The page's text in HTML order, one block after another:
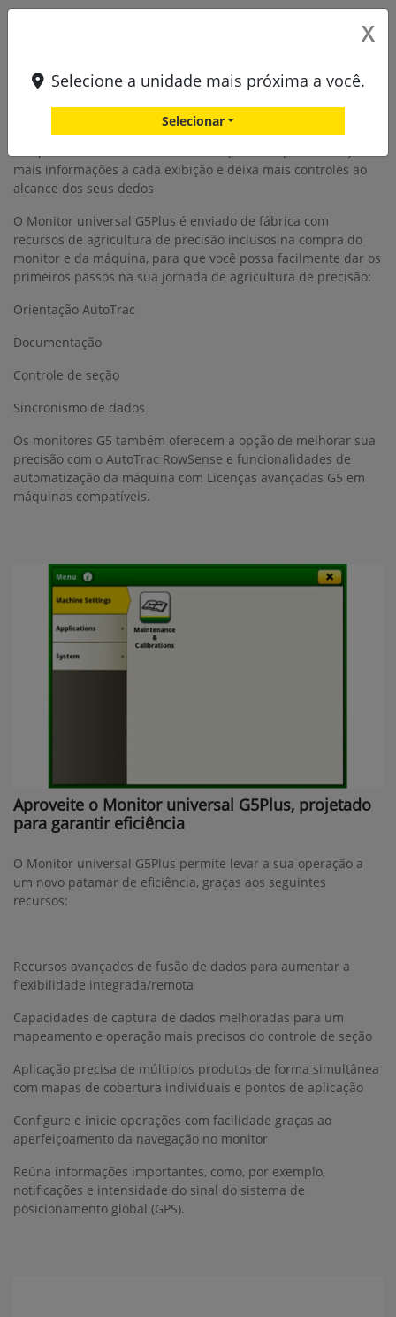
documentar unidades de controle de terceiros
mais informações a cada exibição e deixa mais controles ao
alcance dos seus dedos
O Monitor universal G5Plus é enviado de fábrica com
recursos de agricultura de precisão inclusos na compra do
monitor e da máquina, para que você possa facilmente dar os
primeiros passos na sua jornada de agricultura de precisão:
Orientação AutoTrac
Documentação
Controle de seção
Sincronismo de dados
Os monitores G5 também oferecem a opção de melhorar sua
precisão com o AutoTrac RowSense e funcionalidades de
automatização da máquina com Licenças avançadas G5 em
máquinas compatíveis.
Aproveite o Monitor universal G5Plus, projetado
para garantir eficiência
O Monitor universal G5Plus permite levar a sua operação a
um novo patamar de eficiência, graças aos seguintes
recursos:
Recursos avançados de fusão de dados para aumentar a
flexibilidade integrada/remota
Capacidades de captura de dados melhoradas para um
mapeamento e operação mais precisos do controle de seção
Aplicação precisa de múltiplos produtos de forma simultânea
com mapas de cobertura individuais e pontos de aplicação
Configure e inicie operações com facilidade graças ao
aperfeiçoamento da navegação no monitor
Reúna informações importantes, como, por exemplo,
notificações e intensidade do sinal do sistema de
posicionamento global (GPS).
X
Selecione a unidade mais próxima a você.
Selecionar